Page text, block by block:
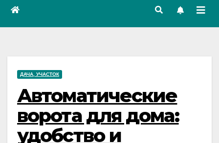
ДАЧА, УЧАСТОК
Автоматические
ворота для дома:
удобство и